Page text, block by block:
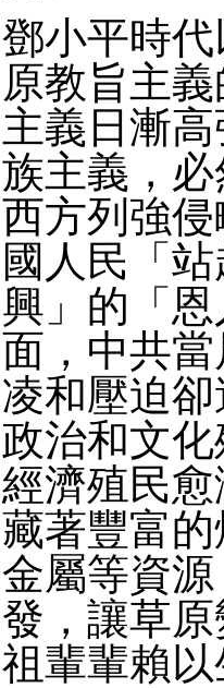
鄧小平時
原教旨主
主義日漸
族主義，
西方列強
國人民「
興」的「
面，中共
凌和壓迫
政治和文
經濟殖民
藏著豐富
金屬等資
發，讓草
祖輩輩賴